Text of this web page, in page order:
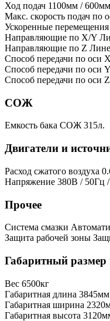
Ход подач 1100мм /
Макс. скорость подач по
Ускоренные перемещения
Направляющие по X/Y
Направляющие по Z
Способ передачи по оси X
Способ передачи по оси Y
Способ передачи по оси Z
СОЖ
Емкость бака СОЖ 315л.
Двигатели и
Расход сжатого воздуха
Напряжение 380В / 50Гц
Прочее
Система смазки
Защита рабочей зоны
Габаритный размер
Вес 6500кг
Габаритная длина 3845мм
Габаритная ширина
Габаритная высота